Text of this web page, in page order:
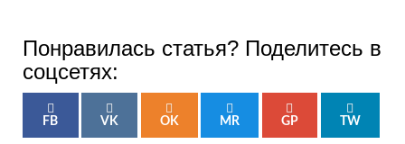
Понравилась статья? Поделитесь в
соцсетях:
FB VK OK MR GP TW